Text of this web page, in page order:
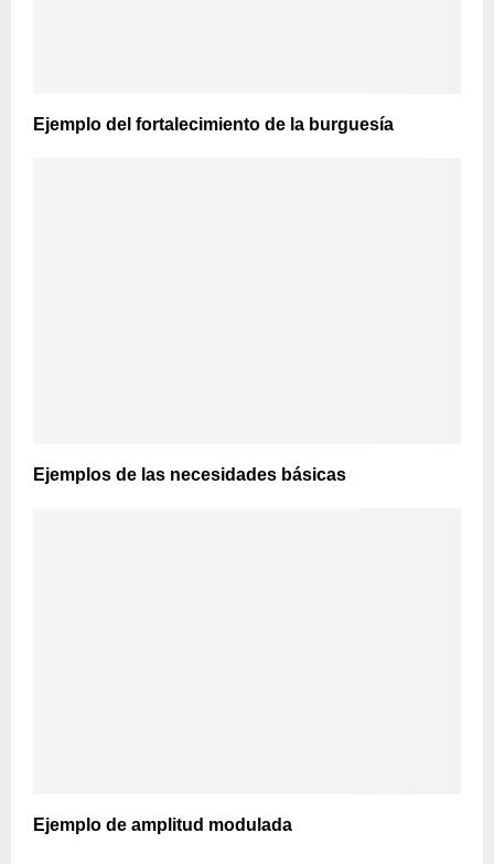
Ejemplo del fortalecimiento de la burguesía
Ejemplos de las necesidades básicas
Ejemplo de amplitud modulada